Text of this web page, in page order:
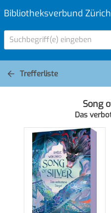
Bibliotheksverbund
Suchbegriff(e) eingeben
Trefferliste
Song
Das